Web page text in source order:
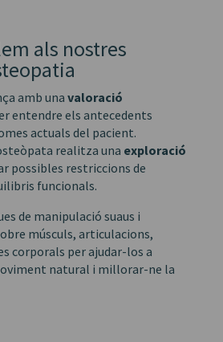
als nostres
amb una valoració
entendre els antecedents
actuals del pacient.
realitza una exploració
possibles restriccions de
funcionals.
de manipulació suaus i
músculs, articulacions,
corporals per ajudar-los a
natural i millorar-ne la